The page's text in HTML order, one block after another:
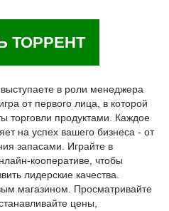
ТОРРЕНТ
в роли менеджера
от первого лица, в которой
торговли продуктами. Каждое
на успех вашего бизнеса - от
запасами. Играйте в
кооперативе, чтобы
лидерские качества.
магазином. Просматривайте
цены,